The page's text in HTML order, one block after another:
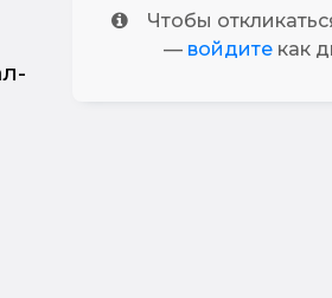
Чтобы
— войдите как